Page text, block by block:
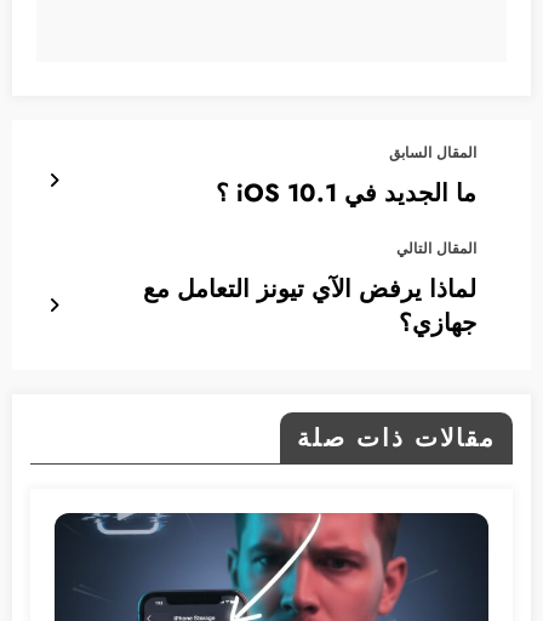
المقال السابق
ما الجديد في iOS 10.1 ؟
المقال التالي
لماذا يرفض الآي تيونز التعامل مع
جهازي؟
مقالات ذات صلة